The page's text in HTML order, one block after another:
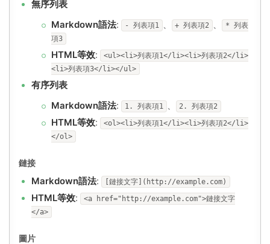
無序列表
Markdown語法: - 列表項1 、 + 列表項2 、
* 列表
項3
HTML等效:
<ul><li>列表項1</li><li>列表項2</li>
<li>列表項3</li></ul>
有序列表
Markdown語法: 1. 列表項1 、 2. 列表項2
HTML等效:
<ol><li>列表項1</li><li>列表項2</li>
</ol>
鏈接
Markdown語法: [鏈接文字](http://example.com)
HTML等效:
<a href="http://example.com">鏈接文字
</a>
圖片